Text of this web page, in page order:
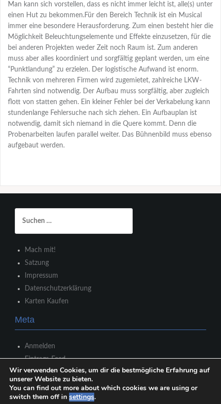
Man kann sich vorstellen, dass es nicht immer leicht ist, alle(s) unter
einen Hut zu bekommen.Für den Bereich Technik ist ein Musical
immer eine besondere Herausforderung. Zum einen besteht hier die
Möglichkeit Beleuchtungselemente und Effekte einzusetzen, für die
bei anderen Projekten weder Zeit noch Raum ist. Zum anderen
muss aber alles koordiniert und sorgfältig geplant werden, um eine
“Punktlandung” zu erzielen. Der logistische Aufwand ist enorm.
Technik von mehreren Firmen wird zugemietet, zahlreiche LKW-
Fahrten sind notwendig. Der Aufbau muss sorgfältig, aber zugleich
flott von statten gehen. Ein kleiner Fehler bei der Verkabelung kann
stundenlange Fehlersuche nach sich ziehen. Ein Aufbauplan ist
notwendig, damit sich niemand in die Quere kommt. Denn die
Probenarbeiten laufen parallel weiter. Das Bühnenbild muss ebenso
aufgebaut werden.
nach:
Mach mit!
Satzung
Impressum
Datenschutzerklärung
Karten Kaufen
Meta
Anmelden
Eintrags-Feed
Kommentar-Feed
WordPress.org
Wir verwenden Cookies, um dir die bestmögliche Erfahrung auf
unserer Website zu bieten.
You can find out more about which cookies we are using or
switch them off in settings.